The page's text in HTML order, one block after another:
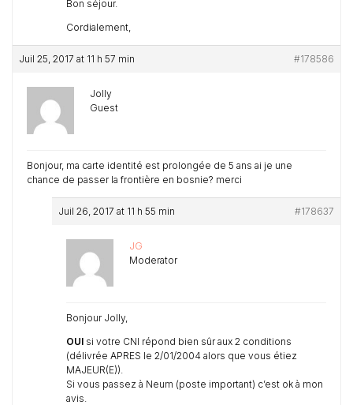
Bon séjour.
Cordialement,
Juil 25, 2017 at 11 h 57 min #178586
Jolly
Guest
Bonjour, ma carte identité est prolongée de 5 ans ai je une
chance de passer la frontière en bosnie? merci
Juil 26, 2017 at 11 h 55 min #178637
JG
Moderator
Bonjour Jolly,
OUI si votre CNI répond bien sûr aux 2 conditions
(délivrée APRES le 2/01/2004 alors que vous étiez
MAJEUR(E)).
Si vous passez à Neum (poste important) c’est ok à mon
avis.